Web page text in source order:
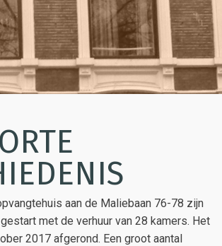
aan de Maliebaan 76-78 zijn
met de verhuur van 28 kamers. Het
2017 afgerond. Een groot aantal